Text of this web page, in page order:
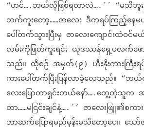
“ဟင်….ဘယ်လိုဖြစ်ရတာလဲ….´´ “မသိ
ဘက်ကူးတော့……ဇာလေး ဒီကရပ်ကြည့်န
ပေါ်တက်သွားပြီးမှ ဇာလေးကျောင်းထဲဝင်မ
လမ်းကိုဖြတ်ကူးရင်း ယုဒဿန်ရှေ့ပလက်ဖေ
သည်။ ထိုစဉ် အမှတ်(၉) ဟီးနိုးကားကြီးရပ်
ကားပေါ်တက်ပြီးပြန်လာခဲ့လေသည်။ “ဘ
လေးပြောတာရှင်းတယ်နော်….တွေ့တဲ့သူက
တာ……မငြင်းချင်နဲ့….´´ ဇာလေးဖြူ၏စကာ
ဘာဆက်ပြောရမည်မှန်းမသိတော့ပေ။ သ